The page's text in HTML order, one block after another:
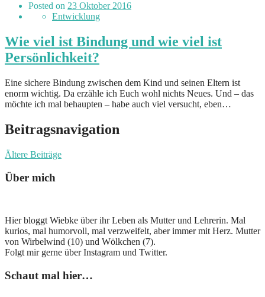
Posted on 23 Oktober 2016
Entwicklung
Wie viel ist Bindung und wie viel ist
Persönlichkeit?
Eine sichere Bindung zwischen dem Kind und seinen Eltern ist
enorm wichtig. Da erzähle ich Euch wohl nichts Neues. Und – das
möchte ich mal behaupten – habe auch viel versucht, eben…
Beitragsnavigation
Ältere Beiträge
Über mich
Hier bloggt Wiebke über ihr Leben als Mutter und Lehrerin. Mal
kurios, mal humorvoll, mal verzweifelt, aber immer mit Herz. Mutter
von Wirbelwind (10) und Wölkchen (7).
Folgt mir gerne über Instagram und Twitter.
Schaut mal hier…